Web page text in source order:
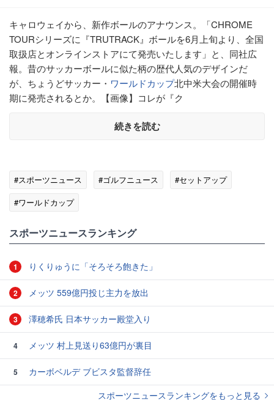
キャロウェイから、新作ボールのアナウンス。「CHROME
TOURシリーズに『TRUTRACK』ボールを6月上旬より、全国
取扱店とオンラインストアにて発売いたします」と、同社広
報。昔のサッカーボールに似た柄の歴代人気のデザインだ
が、ちょうどサッカー・ ワールドカップ北中米大会の開催時
期に発売されるとか。【画像】コレが『ク
続きを読む
#スポーツニュース #ゴルフニュース
#セットアップ
#ワールドカップ
スポーツニュースランキング
1 りくりゅうに「そろそろ飽きた」
2 メッツ 559億円投じ主力を放出
3 澤穂希氏 日本サッカー殿堂入り
4 メッツ 村上見送り63億円が裏目
5
カーボベルデ ブビスタ監督辞任
スポーツニュースランキングをもっと見る